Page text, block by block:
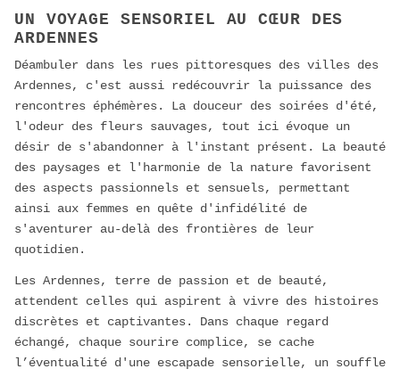
UN VOYAGE SENSORIEL AU CŒUR DES
ARDENNES
Déambuler dans les rues pittoresques des villes des
Ardennes, c'est aussi redécouvrir la puissance des
rencontres éphémères. La douceur des soirées d'été,
l'odeur des fleurs sauvages, tout ici évoque un
désir de s'abandonner à l'instant présent. La beauté
des paysages et l'harmonie de la nature favorisent
des aspects passionnels et sensuels, permettant
ainsi aux femmes en quête d'infidélité de
s'aventurer au-delà des frontières de leur
quotidien.
Les Ardennes, terre de passion et de beauté,
attendent celles qui aspirent à vivre des histoires
discrètes et captivantes. Dans chaque regard
échangé, chaque sourire complice, se cache
l’éventualité d'une escapade sensorielle, un souffle